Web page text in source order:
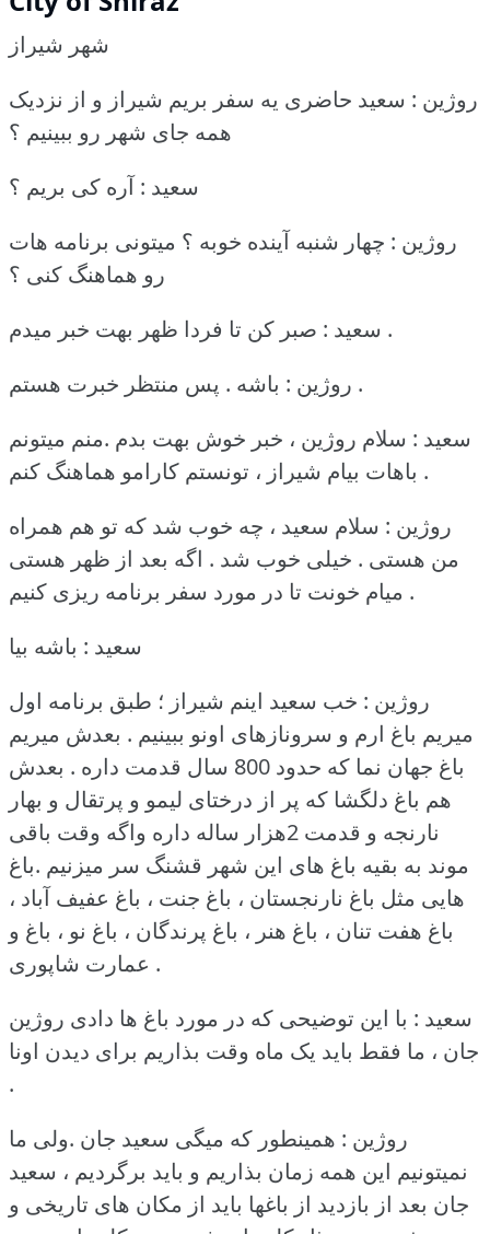
شهر شیراز
روژین : سعید حاضری یه سفر بریم شیراز و از نزدیک
همه جای شهر رو ببینیم ؟
سعید : آره کی بریم ؟
روژین : چهار شنبه آینده خوبه ؟ میتونی برنامه هات
رو هماهنگ کنی ؟
سعید : صبر کن تا فردا ظهر بهت خبر میدم .
روژین : باشه . پس منتظر خبرت هستم .
سعید : سلام روژین ، خبر خوش بهت بدم .منم میتونم
باهات بیام شیراز ، تونستم کارامو هماهنگ کنم .
روژین : سلام سعید ، چه خوب شد که تو هم همراه
من هستی . خیلی خوب شد . اگه بعد از ظهر هستی
میام خونت تا در مورد سفر برنامه ریزی کنیم .
سعید : باشه بیا
روژین : خب سعید اینم شیراز ؛ طبق برنامه اول
میریم باغ ارم و سرونازهای اونو ببینیم . بعدش میریم
باغ جهان نما که حدود 800 سال قدمت داره .
بعدش
هم باغ دلگشا که پر از درختای لیمو و پرتقال و بهار
نارنجه و قدمت 2هزار ساله داره واگه وقت باقی
موند به بقیه باغ های این شهر قشنگ سر میزنیم .باغ
هایی مثل باغ نارنجستان ، باغ جنت ، باغ عفیف آباد ،
باغ هفت تنان ، باغ هنر ، باغ پرندگان ، باغ نو ، باغ و
عمارت شاپوری .
سعید : با این توضیحی که در مورد باغ ها دادی روژین
جان ، ما فقط باید یک ماه وقت بذاریم برای دیدن اونا
.
روژین : همینطور که میگی سعید جان .ولی ما
نمیتونیم این همه زمان بذاریم و باید برگردیم ، سعید
جان بعد از بازدید از باغها باید از مکان های تاریخی و